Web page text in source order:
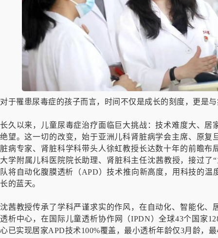
对于罹患尿毒症的孩子而言，时间不仅是成长的刻度，更是
长久以来，儿童尿毒症治疗面临巨大挑战：技术难度大、
绝望。这一切的改变，始于亚洲儿科肾脏病学会主席、原
脏病专家、肾脏科学科带头人徐虹教授长达数十年的前瞻
大学附属儿科医院院长助理、肾脏科主任沈茜教授，接过了
队将自动化腹膜透析（APD）技术推向新高度，用科技的
长的蓝天。
沈茜教授传承了学科严谨求实的作风，在自动化、智能化
透析中心，在国际儿童透析协作网（IPDN）全球43个国家
心已实现居家APD技术100%覆盖，最小透析年龄仅3月龄，